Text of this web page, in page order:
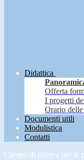
Didattica
Offerta
I progetti
Orario
Documenti utili
Modulistica
Contatti
Campo di ricerca per le